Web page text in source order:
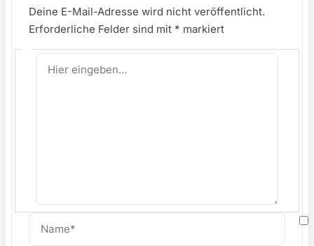
Deine E-Mail-Adresse wird nicht veröffentlicht.
Erforderliche Felder sind mit * markiert
Hier
eingeben…
Name*